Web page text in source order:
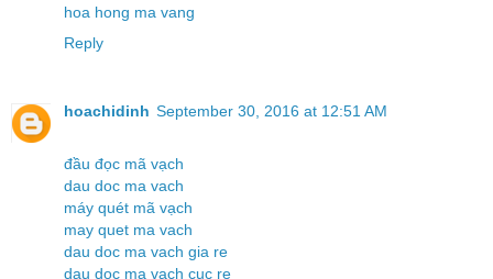
hoa hong ma vang
Reply
hoachidinh September 30, 2016 at 12:51 AM
đầu đọc mã vạch
dau doc ma vach
máy quét mã vạch
may quet ma vach
dau doc ma vach gia re
dau doc ma vach cuc re